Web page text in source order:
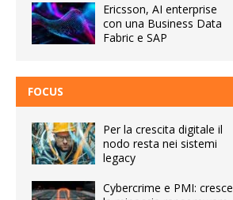
Ericsson, AI enterprise
con una Business Data
Fabric e SAP
FOCUS
Per la crescita digitale il
nodo resta nei sistemi
legacy
Cybercrime e PMI: cresce